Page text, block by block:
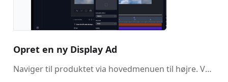
Opret en ny Display Ad
Naviger til produktet via hovedmenuen til højre. Vælg Creative Ads, hvis det ikke allerede er angivet som standard. Her kan du se alle de annoncer, der er oprettet i kontoen.